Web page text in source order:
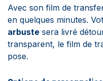
Avec son film de
en quelques minutes.
arbuste sera livré
transparent, le film de
pose.